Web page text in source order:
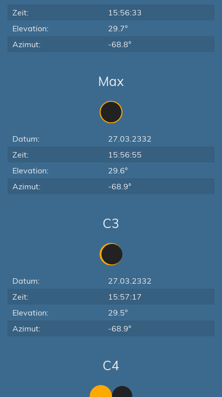
Zeit:
15:56:33
Elevation:
29.7°
Azimut:
-68.8°
Max
Datum:
27.03.2332
Zeit:
15:56:55
Elevation:
29.6°
Azimut:
-68.9°
C3
Datum:
27.03.2332
Zeit:
15:57:17
Elevation:
29.5°
Azimut:
-68.9°
C4